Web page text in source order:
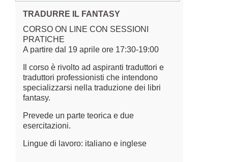
TRADURRE IL FANTASY
CORSO ON LINE CON SESSIONI
PRATICHE
A partire dal 19 aprile ore 17:30-19:00
Il corso è rivolto ad aspiranti traduttori e
traduttori professionisti che intendono
specializzarsi nella traduzione dei libri
fantasy.
Prevede un parte teorica e due
esercitazioni.
Lingue di lavoro: italiano e inglese